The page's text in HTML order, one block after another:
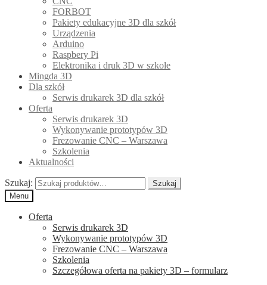
FORBOT
Pakiety edukacyjne 3D dla szkół
Urządzenia
Arduino
Raspbery Pi
Elektronika i druk 3D w szkole
Mingda 3D
Dla szkół
Serwis drukarek 3D dla szkół
Oferta
Serwis drukarek 3D
Wykonywanie prototypów 3D
Frezowanie CNC – Warszawa
Szkolenia
Aktualności
Szukaj:
Szukaj
Menu
Oferta
Serwis drukarek 3D
Wykonywanie prototypów 3D
Frezowanie CNC – Warszawa
Szkolenia
Szczegółowa oferta na pakiety 3D – formularz